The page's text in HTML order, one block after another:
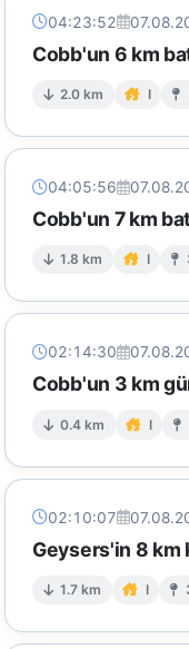
04:23:52
Cobb'un 6 km
2.0 km I
04:05:56
Cobb'un 7 km
1.8 km I
02:14:30
Cobb'un 3 km
0.4 km I
02:10:07
Geysers'in 8 km
1.7 km I